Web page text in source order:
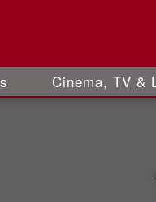
Cinema, TV &